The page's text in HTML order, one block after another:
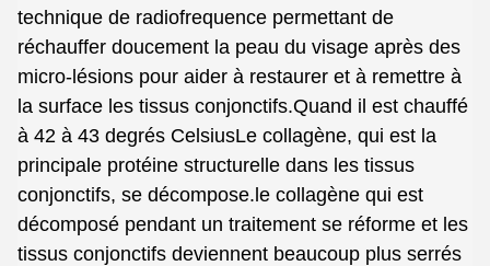
technique de radiofrequence permettant de
réchauffer doucement la peau du visage après des
micro-lésions pour aider à restaurer et à remettre à
la surface les tissus conjonctifs.Quand il est chauffé
à 42 à 43 degrés CelsiusLe collagène, qui est la
principale protéine structurelle dans les tissus
conjonctifs, se décompose.le collagène qui est
décomposé pendant un traitement se réforme et les
tissus conjonctifs deviennent beaucoup plus serrés